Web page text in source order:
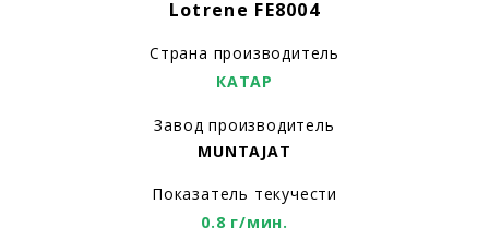
Lotrеne FE8004
Страна производитель
КАТАР
Завод производитель
MUNTAJAT
Показатель текучести
0.8 г/мин.